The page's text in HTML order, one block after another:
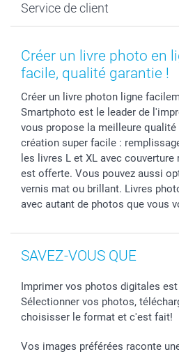
Développement photo & Tirage
Cadres photo, accessoires déco &
Coques smartphone
Vie privée
smartbonus
Statut de ma commnade
Service de client
Créer un livre photo en
facile, qualité garantie !
Créer un livre photon ligne
Smartphoto est le leader de
vous propose la meilleure
création super facile :
les livres L et XL avec
est offerte. Vous pouvez aussi
vernis mat ou brillant. Livres
avec autant de photos que vous
SAVEZ-VOUS QUE
Imprimer vos photos digitales
Sélectionner vos photos,
choisisser le format et c'est fait!
Vos images préférées raconte